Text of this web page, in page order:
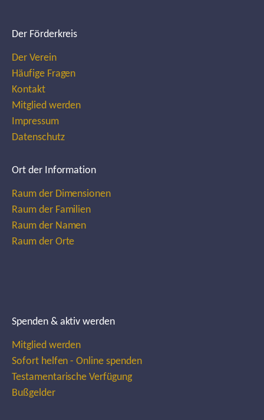
Der Förderkreis
Der Verein
Häufige Fragen
Kontakt
Mitglied werden
Impressum
Datenschutz
Ort der Information
Raum der Dimensionen
Raum der Familien
Raum der Namen
Raum der Orte
Spenden & aktiv werden
Mitglied werden
Sofort helfen - Online spenden
Testamentarische Verfügung
Bußgelder